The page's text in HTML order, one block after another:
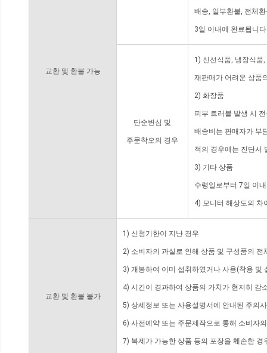
교환 및 환불 가능
배송, 일부환불, 전체
3일 이내에 완료됩니
단순변심 및
주문착오의 경우
1) 신선식품, 냉장식품
재판매가 어려운 상품
2) 화장품
피부 트러블 발생 시
배송비는 판매자가 부
적의 경우에는 진단서
3) 기타 상품
수령일로부터 7일 이
4) 모니터 해상도의 차
교환 및 환불 불가
1) 신청기한이 지난 경우
2) 소비자의 과실로 인해 상품 및 구성품의
3) 개봉하여 이미 섭취하였거나 사용(착용 및
4) 시간이 경과하여 상품의 가치가 현저히 감
5) 상세정보 또는 사용설명서에 안내된 주의
6) 사전예약 또는 주문제작으로 통해 소비자
7) 복제가 가능한 상품 등의 포장을 훼손한 경